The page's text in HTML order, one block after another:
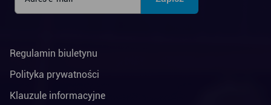
Regulamin biuletynu
Polityka prywatności
Klauzule informacyjne